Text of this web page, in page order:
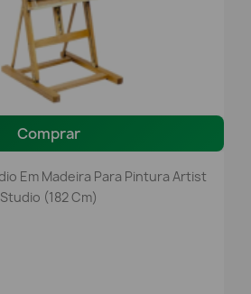
Comprar
Em Madeira Para Pintura Artist
Studio (182 Cm)